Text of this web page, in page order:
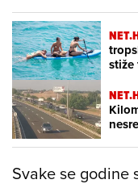
stiže
Svake se godine